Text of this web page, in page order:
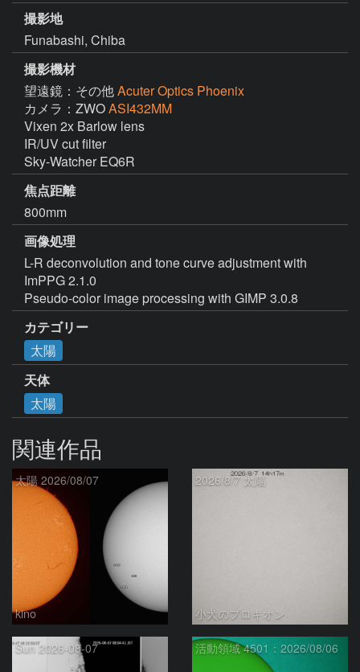
撮影地
Funabashi, Chiba
撮影機材
望遠鏡：その他Acuter Optics Phoenix
カメラ：ZWOASI432MM
Vixen 2x Barlow lens
IR/UV cut filter
Sky-Watcher EQ6R
焦点距離
800mm
画像処理
L-R deconvolution and tone curve adjustment with
ImPPG 2.1.0
Pseudo-color image processing with GIMP 3.0.8
カテゴリー
太陽
天体
太陽
関連作品
太陽 2026/08/07
kino
2026/8/7 太陽
小犬のプロキオン
Sun 2026-08-07 活動領域 4501：2026/08/06